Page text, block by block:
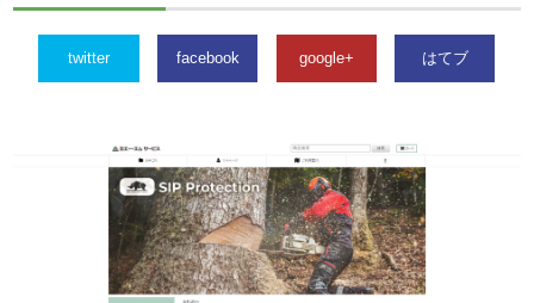
twitter facebook google+ はてブ